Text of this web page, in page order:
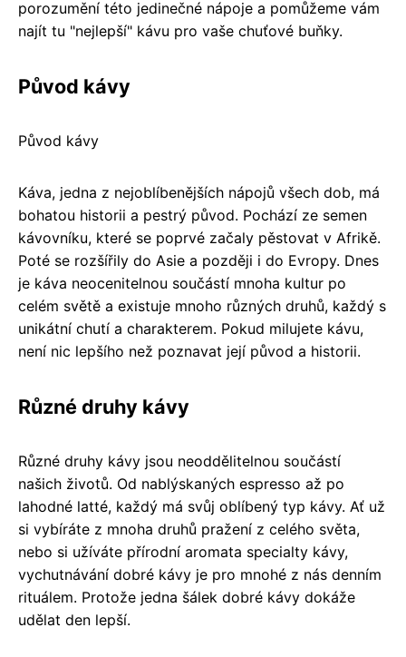
porozumění této jedinečné nápoje a pomůžeme vám
najít tu "nejlepší" kávu pro vaše chuťové buňky.
Původ kávy
Původ kávy
Káva, jedna z nejoblíbenějších nápojů všech dob, má
bohatou historii a pestrý původ. Pochází ze semen
kávovníku, které se poprvé začaly pěstovat v Afrikě.
Poté se rozšířily do Asie a později i do Evropy. Dnes
je káva neocenitelnou součástí mnoha kultur po
celém světě a existuje mnoho různých druhů, každý s
unikátní chutí a charakterem. Pokud milujete kávu,
není nic lepšího než poznavat její původ a historii.
Různé druhy kávy
Různé druhy kávy jsou neoddělitelnou součástí
našich životů. Od nablýskaných espresso až po
lahodné latté, každý má svůj oblíbený typ kávy. Ať už
si vybíráte z mnoha druhů pražení z celého světa,
nebo si užíváte přírodní aromata specialty kávy,
vychutnávání dobré kávy je pro mnohé z nás denním
rituálem. Protože jedna šálek dobré kávy dokáže
udělat den lepší.